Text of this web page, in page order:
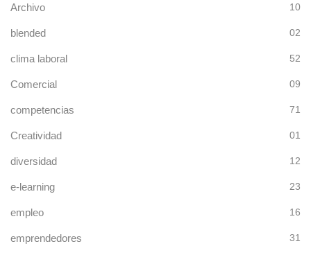
Archivo 10
blended 02
clima laboral 52
Comercial 09
competencias 71
Creatividad 01
diversidad 12
e-learning 23
empleo 16
emprendedores 31